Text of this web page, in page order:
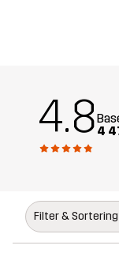
4.8 4
Filter & Sortering